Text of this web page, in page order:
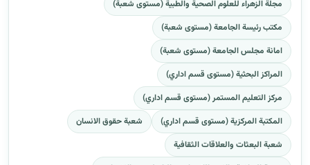
مجلة الزهراء للعلوم الصحية والطبية (مستوى شعبة)
مكتب رئيسة الجامعة (مستوى شعبة)
امانة مجلس الجامعة (مستوى شعبة)
المراكز البحثية (مستوى قسم اداري)
مركز التعليم المستمر (مستوى قسم اداري)
المكتبة المركزية (مستوى قسم اداري)
شعبة حقوق الانسان
شعبة البعثات والعلاقات الثقافية